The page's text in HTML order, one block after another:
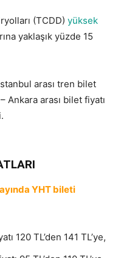
(TCDD) yüksek
yaklaşık yüzde 15
arası tren bilet
Ankara arası bilet fiyatı
YHT bileti
120 TL’den 141 TL’ye,